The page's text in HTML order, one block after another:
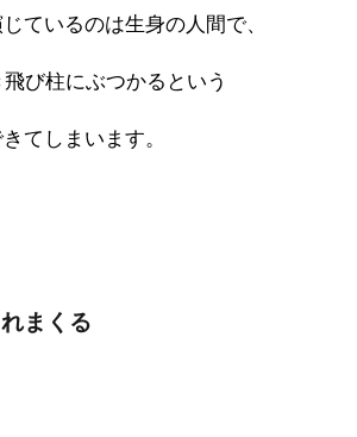
ているのは生身の人間で、
び柱にぶつかるという
てしまいます。
まくる